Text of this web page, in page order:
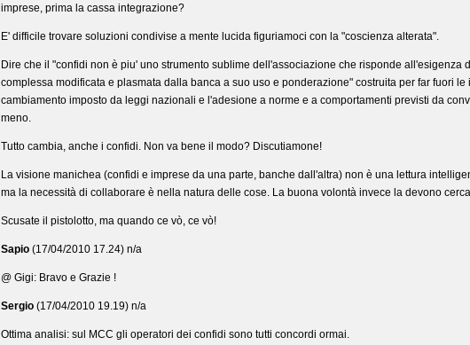
imprese, prima la cassa integrazione?
E' difficile trovare soluzioni condivise a mente lucida figuriamoci con la "coscienza alterata".
Dire che il "confidi non è piu' uno strumento sublime dell'associazione che risponde all'esigenza
complessa modificata e plasmata dalla banca a suo uso e ponderazione" costruita per far fuori
cambiamento imposto da leggi nazionali e l'adesione a norme e a comportamenti previsti da
meno.
Tutto cambia, anche i confidi. Non va bene il modo? Discutiamone!
La visione manichea (confidi e imprese da una parte, banche dall'altra) non è una lettura
ma la necessità di collaborare è nella natura delle cose. La buona volontà invece la devono
Scusate il pistolotto, ma quando ce vò, ce vò!
Sapio (17/04/2010 17.24) n/a
@ Gigi: Bravo e Grazie !
Sergio (17/04/2010 19.19) n/a
Ottima analisi: sul MCC gli operatori dei confidi sono tutti concordi ormai.